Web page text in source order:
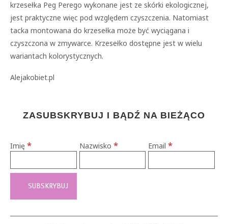
krzesełka Peg Perego wykonane jest ze skórki ekologicznej,
jest praktyczne więc pod względem czyszczenia. Natomiast
tacka montowana do krzesełka może być wyciągana i
czyszczona w zmywarce. Krzesełko dostępne jest w wielu
wariantach kolorystycznych.
Alejakobiet.pl
ZASUBSKRYBUJ I BĄDŹ NA BIEŻĄCO
Imię * Nazwisko * Email*